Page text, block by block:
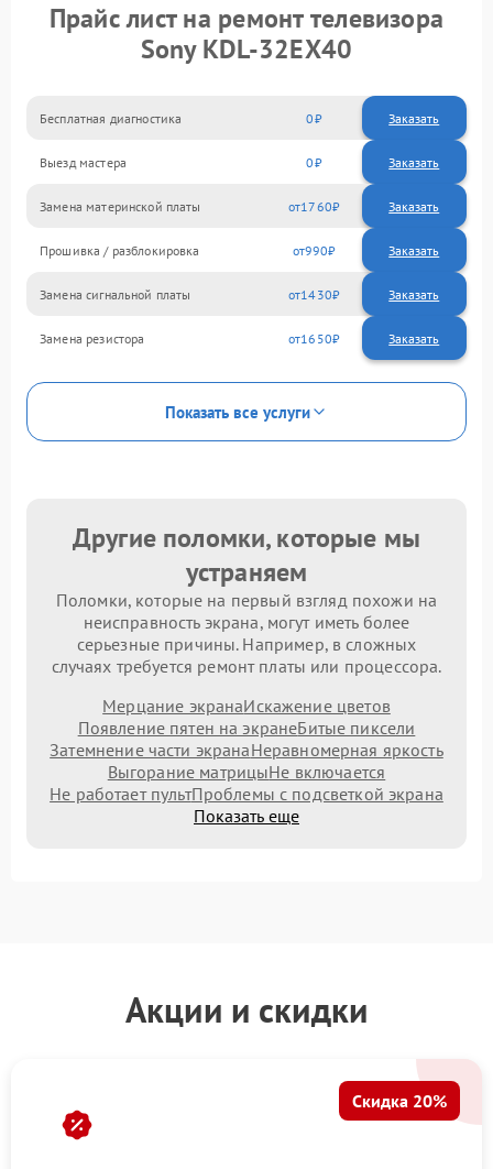
Прайс лист на ремонт телевизора
Sony KDL-32EX40
Бесплатная диагностика 0 Заказать
Выезд мастера 0 Заказать
Замена материнской платы 1760
Прошивка / разблокировка 990
Замена сигнальной платы 1430
Замена резистора 1650
Показать все услуги
Другие поломки, которые мы
устраняем
Поломки, которые на первый взгляд похожи на
неисправность экрана, могут иметь более
серьезные причины. Например, в сложных
случаях требуется ремонт платы или процессора.
Мерцание экранаИскажение цветов
Появление пятен на экранеБитые пиксели
Затемнение части экранаНеравномерная яркость
Выгорание матрицыНе включается
Не работает пультПроблемы с подсветкой экрана
Показать еще
Акции и скидки
Скидка 20%